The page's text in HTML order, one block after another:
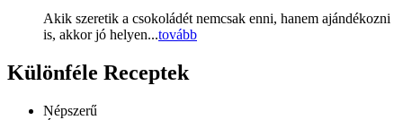
Akik szeretik a csokoládét nemcsak enni, hanem ajándékozni
is, akkor jó helyen...tovább
Különféle Receptek
Népszerű